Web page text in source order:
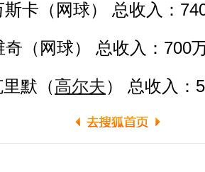
（网球） 总收入：
（网球） 总收入：700
默（高尔夫） 总收入：